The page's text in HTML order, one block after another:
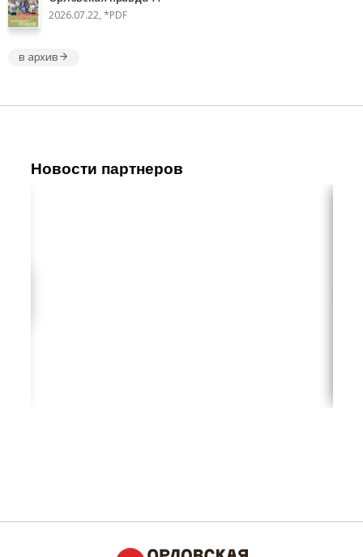
2026.07.22, *PDF
в архив
Новости партнеров